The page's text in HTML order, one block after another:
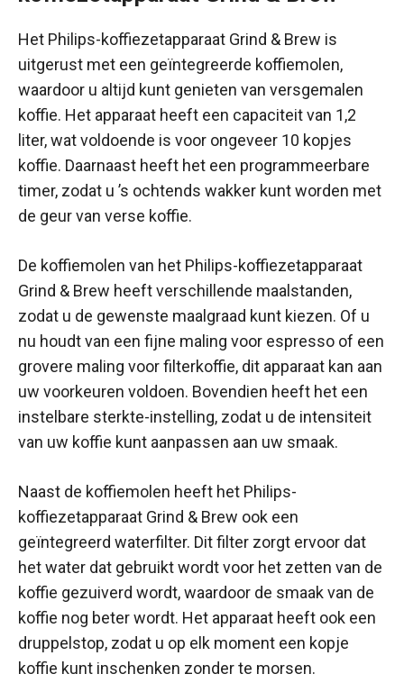
Het Philips-koffiezetapparaat Grind & Brew is
uitgerust met een geïntegreerde koffiemolen,
waardoor u altijd kunt genieten van versgemalen
koffie. Het apparaat heeft een capaciteit van 1,2
liter, wat voldoende is voor ongeveer 10 kopjes
koffie. Daarnaast heeft het een programmeerbare
timer, zodat u ’s ochtends wakker kunt worden met
de geur van verse koffie.
De koffiemolen van het Philips-koffiezetapparaat
Grind & Brew heeft verschillende maalstanden,
zodat u de gewenste maalgraad kunt kiezen. Of u
nu houdt van een fijne maling voor espresso of een
grovere maling voor filterkoffie, dit apparaat kan aan
uw voorkeuren voldoen. Bovendien heeft het een
instelbare sterkte-instelling, zodat u de intensiteit
van uw koffie kunt aanpassen aan uw smaak.
Naast de koffiemolen heeft het Philips-
koffiezetapparaat Grind & Brew ook een
geïntegreerd waterfilter. Dit filter zorgt ervoor dat
het water dat gebruikt wordt voor het zetten van de
koffie gezuiverd wordt, waardoor de smaak van de
koffie nog beter wordt. Het apparaat heeft ook een
druppelstop, zodat u op elk moment een kopje
koffie kunt inschenken zonder te morsen.